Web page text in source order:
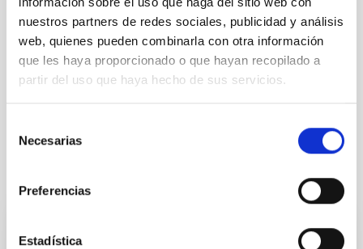
nuestros partners de redes sociales, publicidad y análisis
web, quienes pueden combinarla con otra información
que les haya proporcionado o que hayan recopilado a
partir del uso que haya hecho de sus servicios.
Necesarias
Preferencias
Estadística
Astrofísica Divulgación Público general Estudiante
Otras noticias relacionadas
FOTONOTICIA